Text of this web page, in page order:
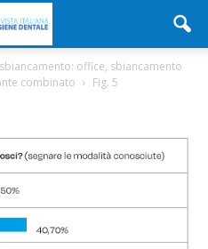
office, sbiancamento
combinato
Fig. 5